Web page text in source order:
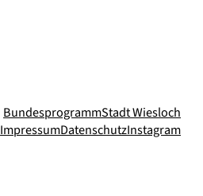
BundesprogrammStadt Wiesloch
ImpressumDatenschutzInstagram